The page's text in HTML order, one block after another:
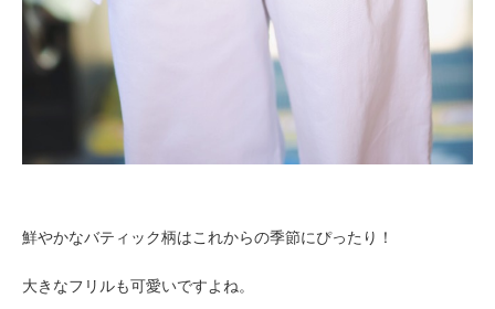
鮮やかなバティック柄はこれからの季節にぴったり！
大きなフリルも可愛いですよね。